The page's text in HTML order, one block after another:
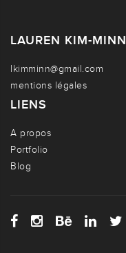
LAUREN KIM-MINN
lkimminn@gmail.com
mentions légales
LIENS
A propos
Portfolio
Blog